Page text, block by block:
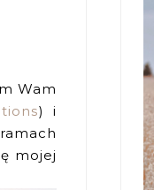
Wam
) i
mojej